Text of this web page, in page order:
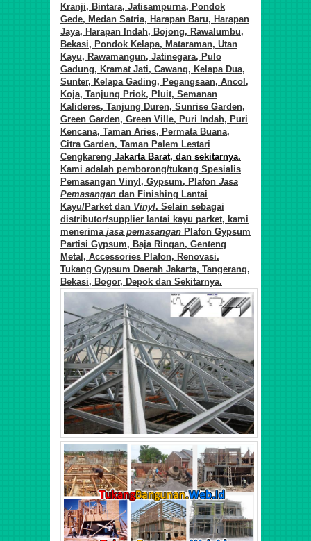
Kranji, Bintara, Jatisampurna, Pondok
Gede, Medan Satria, Harapan Baru, Harapan
Jaya, Harapan Indah, Bojong, Rawalumbu,
Bekasi, Pondok Kelapa, Mataraman, Utan
Kayu, Rawamangun, Jatinegara, Pulo
Gadung, Kramat Jati, Cawang, Kelapa Dua,
Sunter, Kelapa Gading, Pegangsaan, Ancol,
Koja, Tanjung Priok, Pluit, Semanan
Kalideres, Tanjung Duren, Sunrise Garden,
Green Garden, Green Ville, Puri Indah, Puri
Kencana, Taman Aries, Permata Buana,
Citra Garden, Taman Palem Lestari
Cengkareng Jakarta Barat, dan sekitarnya.
Kami adalah pemborong/tukang Spesialis
Pemasangan Vinyl, Gypsum, Plafon Jasa
Pemasangan dan Finishing Lantai
Kayu/Parket dan Vinyl. Selain sebagai
distributor/supplier lantai kayu parket, kami
menerima jasa pemasangan Plafon Gypsum
Partisi Gypsum, Baja Ringan, Genteng
Metal, Accessories Plafon, Renovasi.
Tukang Gypsum Daerah Jakarta, Tangerang,
Bekasi, Bogor, Depok dan Sekitarnya.